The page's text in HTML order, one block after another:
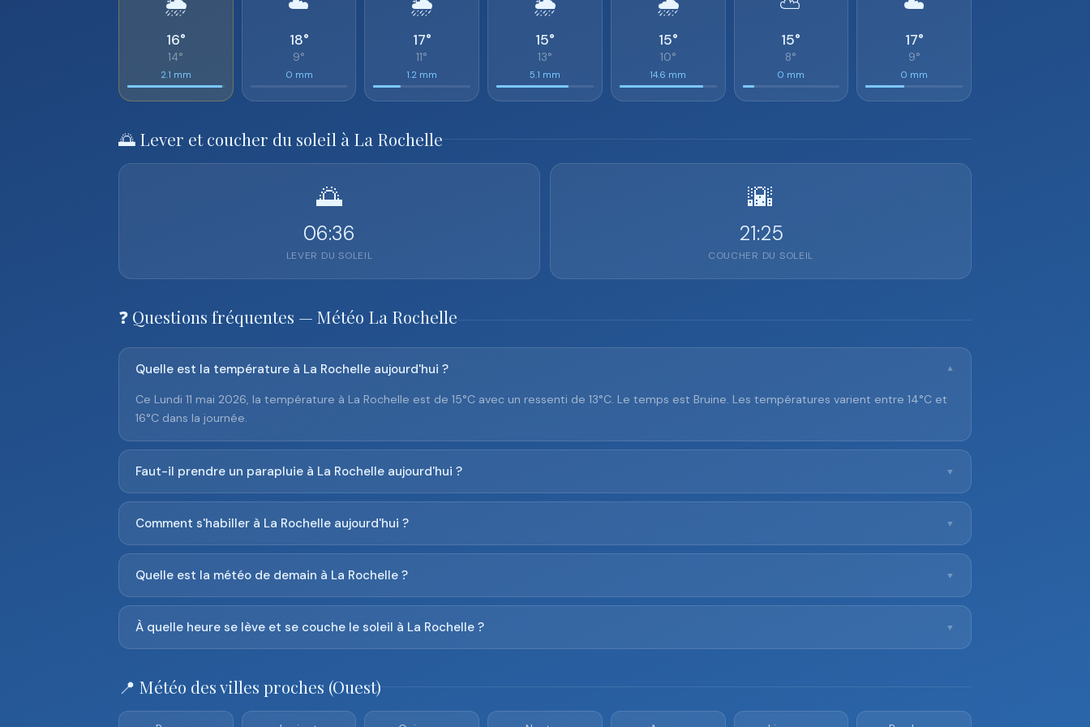
16°
14°
2.1 mm
18°
9°
0 mm
17°
11°
1.2 mm
15°
13°
5.1 mm
15°
10°
14.6 mm
15°
8°
0 mm
17°
9°
0 mm
🌅 Lever et coucher du soleil à La Rochelle
🌅
06:36
LEVER DU SOLEIL
🌇
21:25
COUCHER DU SOLEIL
❓ Questions fréquentes — Météo La Rochelle
Quelle est la température à La Rochelle aujourd'hui ? ▼
Ce Lundi 11 mai 2026, la température à La Rochelle est de 15°C avec un ressenti de 13°C. Le temps est Bruine. Les températures varient entre 14°C et
16°C dans la journée.
Faut-il prendre un parapluie à La Rochelle aujourd'hui ? ▼
Comment s'habiller à La Rochelle aujourd'hui ? ▼
Quelle est la météo de demain à La Rochelle ? ▼
À quelle heure se lève et se couche le soleil à La Rochelle ? ▼
📍 Météo des villes proches (Ouest)